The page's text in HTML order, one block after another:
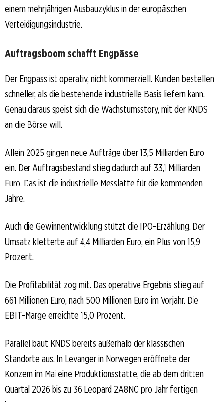
einem mehrjährigen Ausbauzyklus in der europäischen
Verteidigungsindustrie.
Auftragsboom schafft Engpässe
Der Engpass ist operativ, nicht kommerziell. Kunden bestellen
schneller, als die bestehende industrielle Basis liefern kann.
Genau daraus speist sich die Wachstumsstory, mit der KNDS
an die Börse will.
Allein 2025 gingen neue Aufträge über 13,5 Milliarden Euro
ein. Der Auftragsbestand stieg dadurch auf 33,1 Milliarden
Euro. Das ist die industrielle Messlatte für die kommenden
Jahre.
Auch die Gewinnentwicklung stützt die IPO-Erzählung. Der
Umsatz kletterte auf 4,4 Milliarden Euro, ein Plus von 15,9
Prozent.
Die Profitabilität zog mit. Das operative Ergebnis stieg auf
661 Millionen Euro, nach 500 Millionen Euro im Vorjahr. Die
EBIT-Marge erreichte 15,0 Prozent.
Parallel baut KNDS bereits außerhalb der klassischen
Standorte aus. In Levanger in Norwegen eröffnete der
Konzern im Mai eine Produktionsstätte, die ab dem dritten
Quartal 2026 bis zu 36 Leopard 2A8NO pro Jahr fertigen